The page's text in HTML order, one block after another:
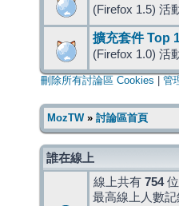
(Firefox 1.5) 活
擴充套件 Top
(Firefox 1.0) 活
刪除所有討論區 Cookies 管
MozTW» 討論區首頁
誰在線上
線上共有 754位
最高線上人數記